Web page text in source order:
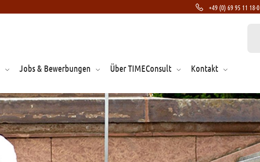
+49 (0) 69 95 11 18-0
Jobs & Bewerbungen Über TIMEConsult Kontakt